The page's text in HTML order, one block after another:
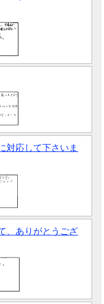
対応して下さいま
、ありがとうござ